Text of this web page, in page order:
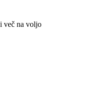
več na voljo